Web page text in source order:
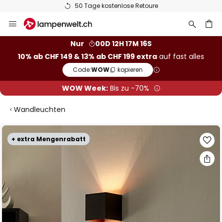
50 Tage kostenlose Retoure
Inhalt
Nur
00D 12H 17M 15S
10% ab CHF 149 & 13% ab CHF 199 extra auf fast alles
Code:WOW kopieren
WOW Week:Bis zu -70%
Wandleuchten
+ extra Mengenrabatt
Zum
Ende
springen